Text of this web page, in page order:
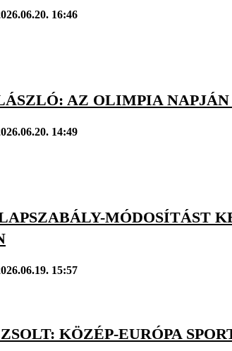
16:46
AZ OLIMPIA NAPJÁN
14:49
MÓDOSÍTÁST
15:57
KÖZÉP-EURÓPA